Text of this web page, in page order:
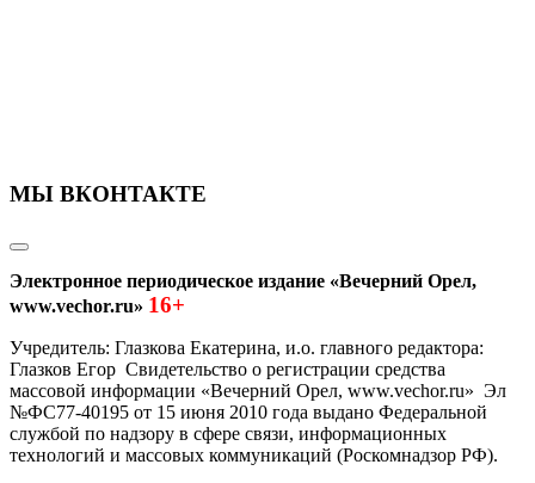
МЫ ВКОНТАКТЕ
Электронное периодическое издание «Вечерний Орел,
www.vechor.ru» 16+
Учредитель: Глазкова Екатерина, и.о. главного редактора:
Глазков Егор Свидетельство о регистрации средства
массовой информации «Вечерний Орел, www.vechor.ru» Эл
№ФС77-40195 от 15 июня 2010 года выдано Федеральной
службой по надзору в сфере связи, информационных
технологий и массовых коммуникаций (Роскомнадзор РФ).